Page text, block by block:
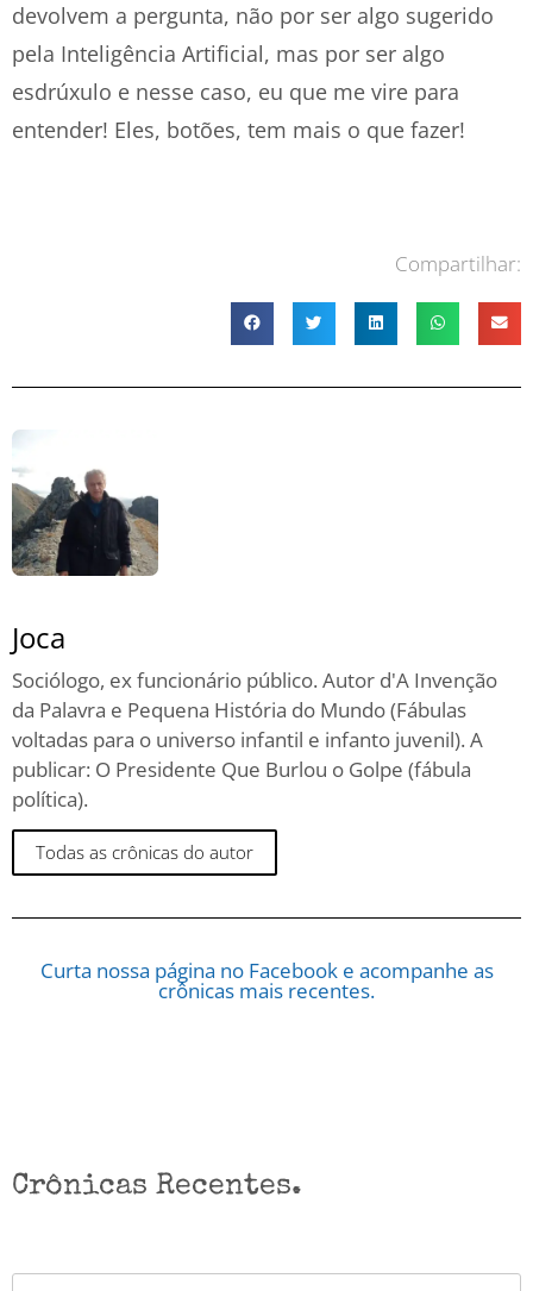
devolvem a pergunta, não por ser algo sugerido
pela Inteligência Artificial, mas por ser algo
esdrúxulo e nesse caso, eu que me vire para
entender! Eles, botões, tem mais o que fazer!
Compartilhar:
Joca
Sociólogo, ex funcionário público. Autor d'A Invenção
da Palavra e Pequena História do Mundo (Fábulas
voltadas para o universo infantil e infanto juvenil). A
publicar: O Presidente Que Burlou o Golpe (fábula
política).
Todas as crônicas do autor
Curta nossa página no Facebook e acompanhe as
crônicas mais recentes.
Crônicas Recentes.